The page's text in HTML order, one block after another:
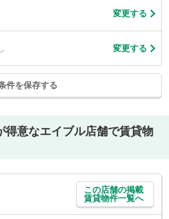
変更する
変更する
件を保存する
得意なエイブル店舗で賃貸物
この店舗の掲載
賃貸物件一覧へ